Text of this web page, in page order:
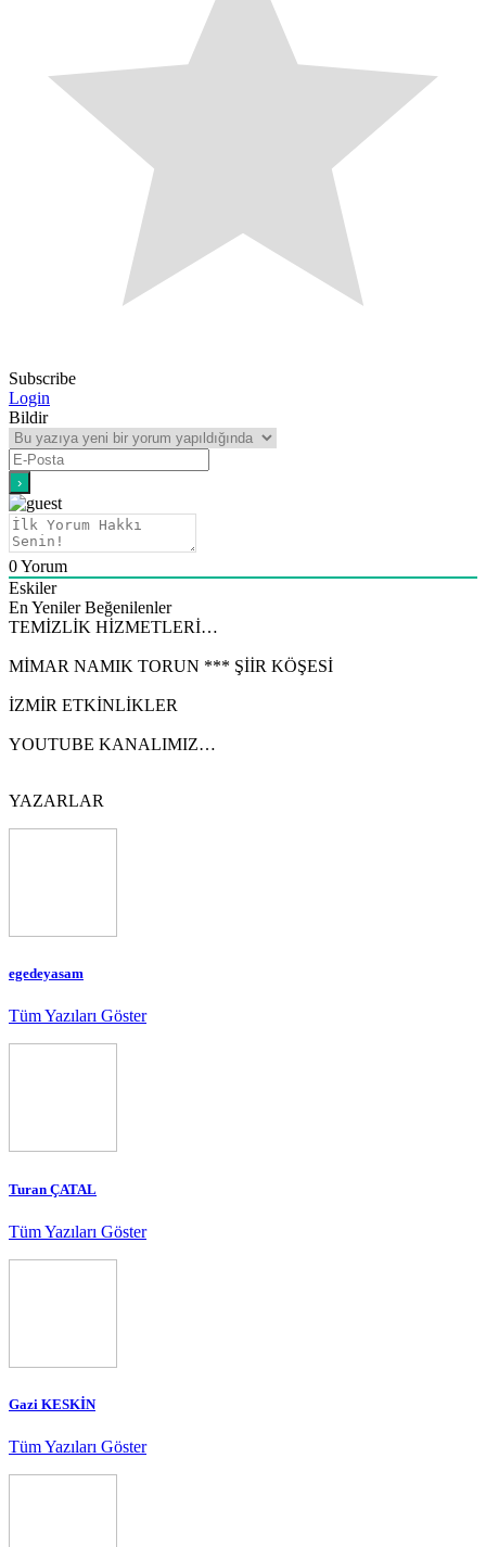
Subscribe
Login
Bildir
0Yorum
Eskiler
En Yeniler Beğenilenler
TEMİZLİK HİZMETLERİ…
MİMAR NAMIK TORUN *** ŞİİR KÖŞESİ
İZMİR ETKİNLİKLER
YOUTUBE KANALIMIZ…
YAZARLAR
egedeyasam
Tüm Yazıları Göster
Turan ÇATAL
Tüm Yazıları Göster
Gazi KESKİN
Tüm Yazıları Göster